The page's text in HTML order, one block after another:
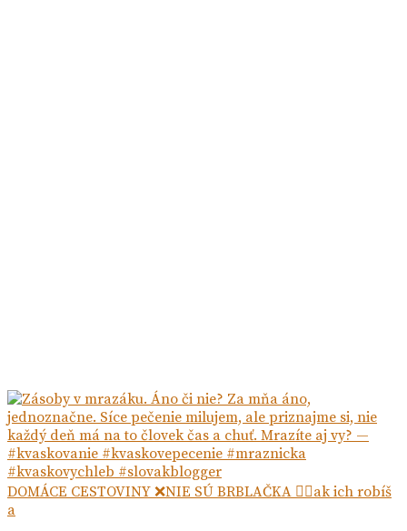
DOMÁCE CESTOVINY ❌NIE SÚ BRBLAČKA ☝🏻ak ich robíš
a